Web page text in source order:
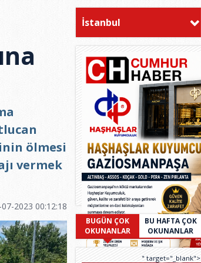
ölmesi
vermek
2023 00:12:18
İstanbul
BUGÜN ÇOK
OKUNANLAR
BU HAFTA ÇOK
OKUNANLAR
" target="_blank">